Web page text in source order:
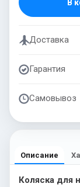
В
Доставка
Гарантия
Самовывоз
Описание
Коляска для